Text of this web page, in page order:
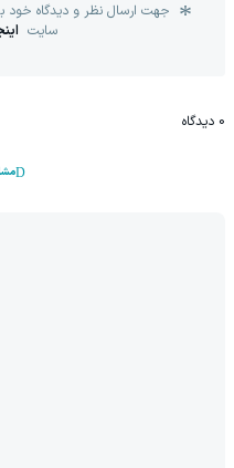
جهت ارسال نظر و دیدگاه خود
سایت
0 دیدگاه